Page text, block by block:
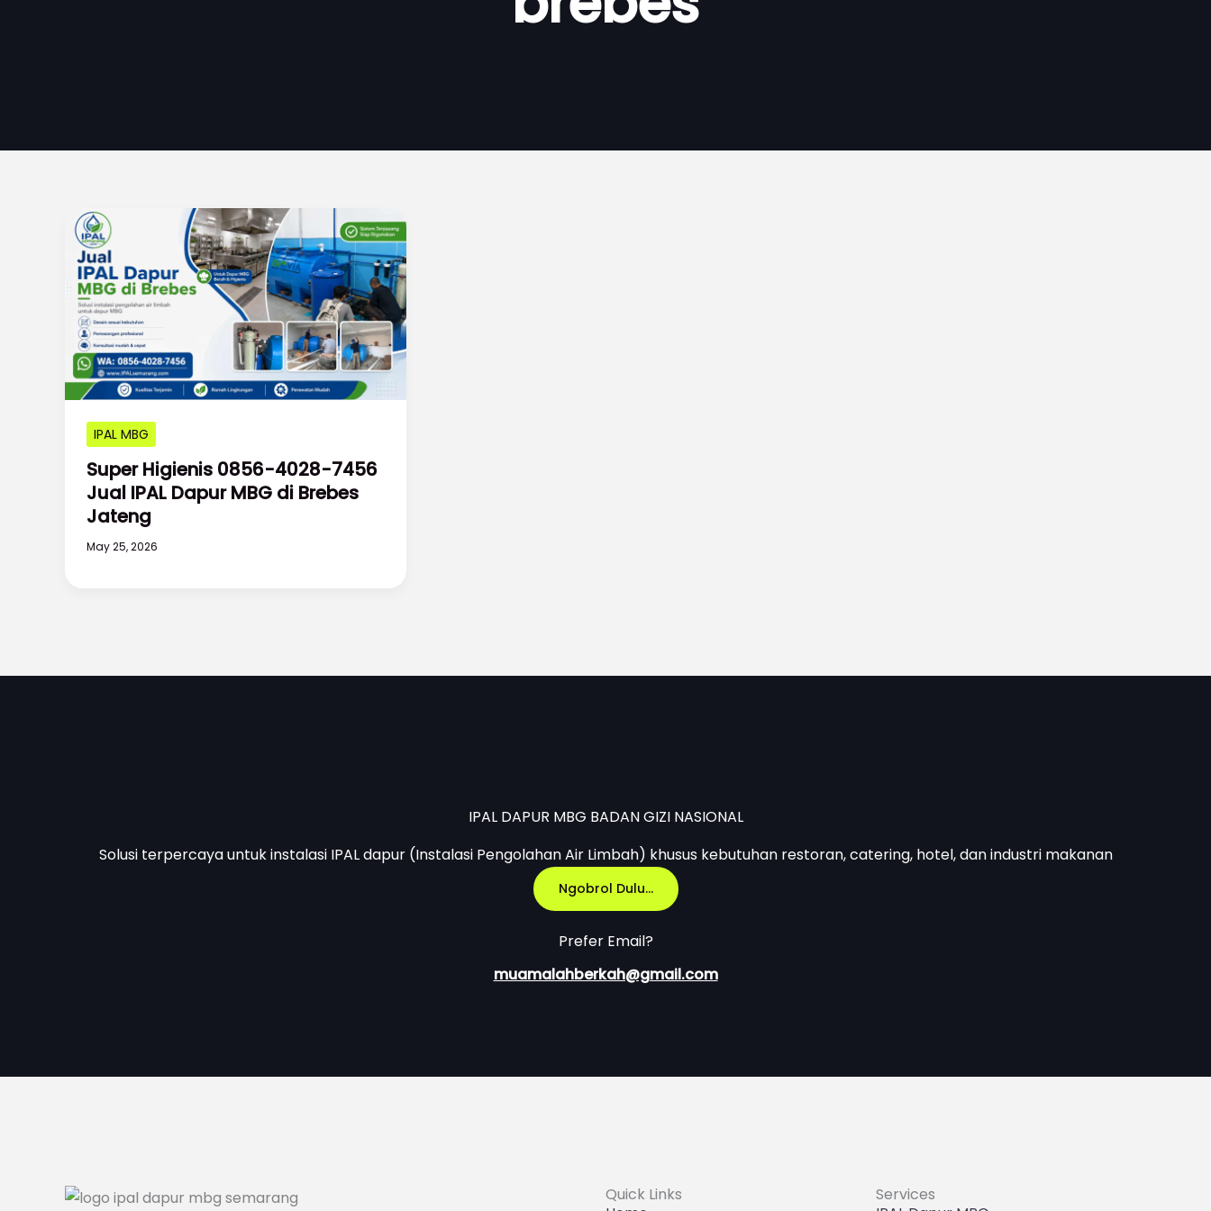
IPAL MBG
Super Higienis 0856-4028-7456
Jual IPAL Dapur MBG di Brebes
Jateng
May 25, 2026
IPAL DAPUR MBG BADAN GIZI NASIONAL
Solusi terpercaya untuk instalasi IPAL dapur (Instalasi Pengolahan Air Limbah) khusus kebutuhan restoran, catering, hotel, dan industri makanan
Ngobrol Dulu...
Prefer Email?
muamalahberkah@gmail.com
Quick Links
Services